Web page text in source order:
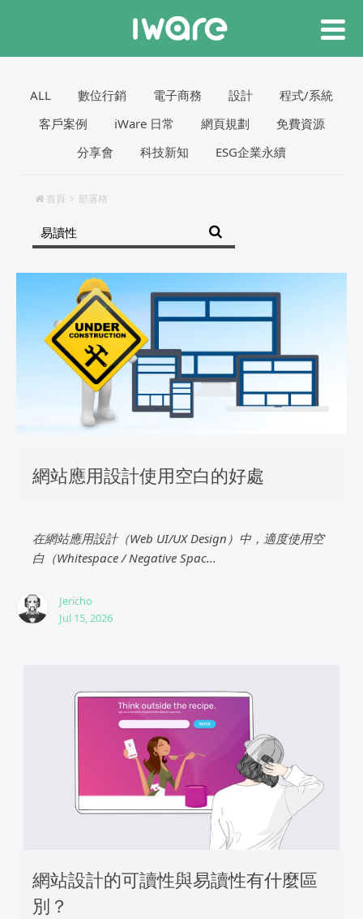
ALL 數位行銷 電子商務 設計
程式/系統
客戶案例
iWare 日常 網頁規劃
免費資源
分享會
科技新知 ESG企業永續
首頁 部落格
網站應用設計使用空白的好處
在網站應用設計（Web UI/UX Design）中，適度使用空
白（Whitespace / Negative Spac...
Jericho
Jul 15, 2026
網站設計的可讀性與易讀性有什麼區
別？